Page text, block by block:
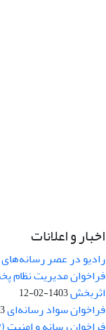
اخبار و اعلانات
رادیو در عصر رسانه‌های
فراخوان مدیریت نظام
اثربخش1403-02-12
فراخوان سواد رسانه‌ای